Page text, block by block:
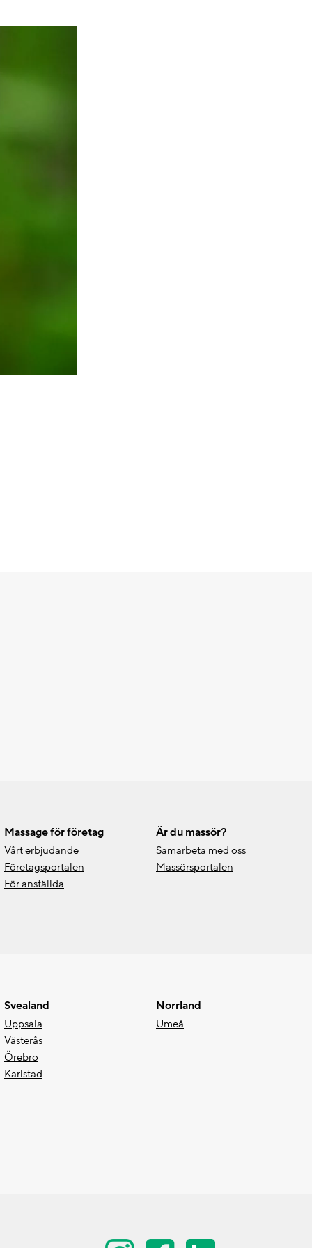
Massage för företag
Vårt erbjudande
Företagsportalen
För anställda
Är du massör?
Samarbeta med oss
Massörsportalen
Svealand
Uppsala
Västerås
Örebro
Karlstad
Norrland
Umeå